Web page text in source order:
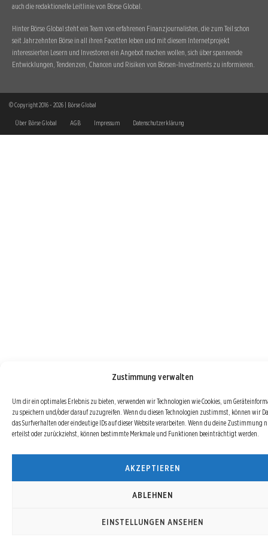
Zustimmung verwalten
Um dir ein optimales Erlebnis zu bieten, verwenden wir Technologien wie Cookies, um
zu speichern und/oder darauf zuzugreifen. Wenn du diesen Technologien zustimmst, können wir
das Surfverhalten oder eindeutige IDs auf dieser Website verarbeiten. Wenn du deine Zustimmung
erteilst oder zurückziehst, können bestimmte Merkmale und Funktionen beeinträchtigt werden.
AKZEPTIEREN
ABLEHNEN
EINSTELLUNGEN ANSEHEN
auch die redaktionelle Leitlinie von Börse Global.
Hinter Börse Global steht ein Team von erfahrenen Finanzjournalisten, die zum Teil schon
seit Jahrzehnten Börse in all ihren Facetten leben und mit diesem Internetprojekt
interessierten Lesern und Investoren ein Angebot machen wollen, sich über spannende
Entwicklungen, Tendenzen, Chancen und Risiken von Börsen-Investments zu informieren.
© Copyright 2016 - 2026 | Börse Global
Über Börse Global AGB Impressum Datenschutzerklärung